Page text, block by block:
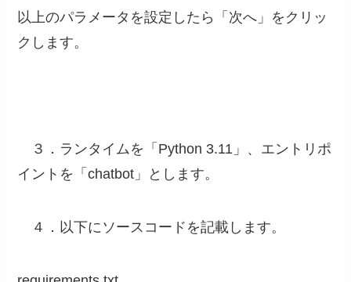
以上のパラメータを設定したら「次へ」をクリッ
クします。
３．ランタイムを「Python 3.11」、エントリポ
イントを「chatbot」とします。
４．以下にソースコードを記載します。